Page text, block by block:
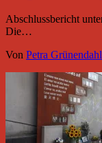
Abschlussbericht
Die…
Von Petra Grünendahl